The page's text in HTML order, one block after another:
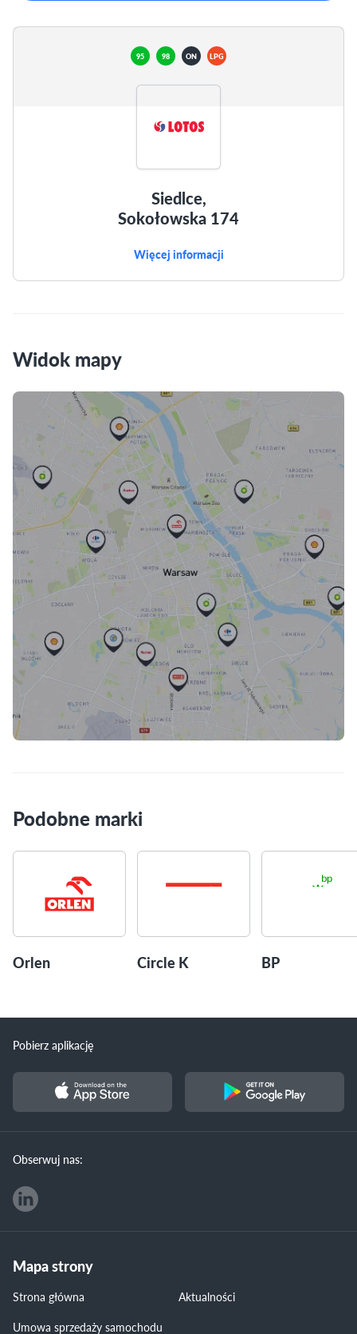
95 98 ON LPG
Siedlce,
Sokołowska 174
Więcej informacji
Widok mapy
Podobne marki
Orlen Circle K BP
Pobierz aplikację
Obserwuj nas:
Mapa strony
Strona główna
Aktualności
Umowa sprzedaży samochodu